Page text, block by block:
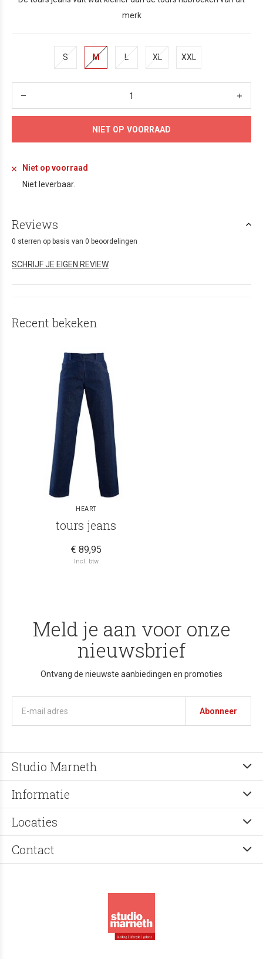
merk
S M L XL XXL
NIET OP VOORRAAD
Niet op voorraad
Niet leverbaar.
Reviews
0 sterren op basis van 0 beoordelingen
SCHRIJF JE EIGEN REVIEW
Recent bekeken
HEART
tours jeans
€ 89,95
Incl. btw
Meld je aan voor onze
nieuwsbrief
Ontvang de nieuwste aanbiedingen en promoties
Abonneer
Studio Marneth
Informatie
Locaties
Contact